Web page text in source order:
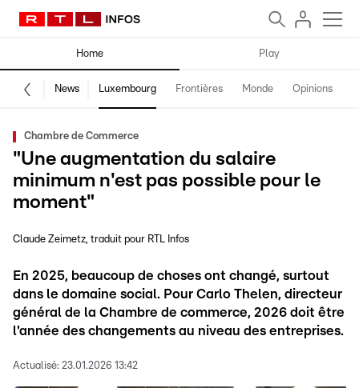
Home Play
News Luxembourg Frontières Monde Opinions
Chambre de Commerce
"Une augmentation du salaire
minimum n'est pas possible pour le
moment"
Claude Zeimetz traduit pour RTL Infos
En 2025, beaucoup de choses ont changé, surtout
dans le domaine social. Pour Carlo Thelen, directeur
général de la Chambre de commerce, 2026 doit être
l'année des changements au niveau des entreprises.
Actualisé: 23.01.2026 13:42